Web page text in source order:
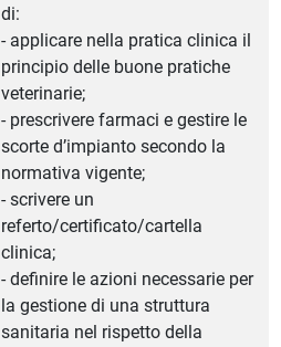
di:
- applicare nella pratica clinica il
principio delle buone pratiche
veterinarie;
- prescrivere farmaci e gestire le
scorte d’impianto secondo la
normativa vigente;
- scrivere un
referto/certificato/cartella
clinica;
- definire le azioni necessarie per
la gestione di una struttura
sanitaria nel rispetto della